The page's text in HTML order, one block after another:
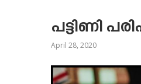
പട്ടിണി
April 28, 2020